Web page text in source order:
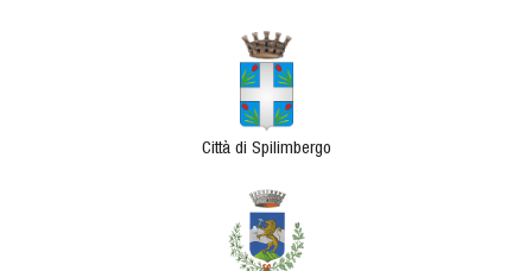
Città di Spilimbergo